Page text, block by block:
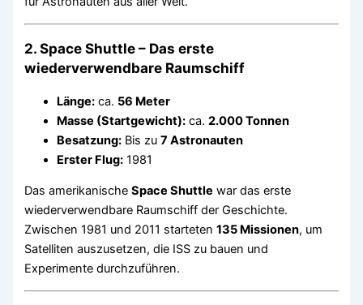
2. Space Shuttle – Das erste
wiederverwendbare Raumschiff
Länge: ca. 56 Meter
Masse (Startgewicht): ca.2.000 Tonnen
Besatzung: Bis zu7 Astronauten
Erster Flug: 1981
Das amerikanischeSpace Shuttle war das erste
wiederverwendbare Raumschiff der Geschichte.
Zwischen 1981 und 2011 starteten135 Missionen, um
Satelliten auszusetzen, die ISS zu bauen und
Experimente durchzuführen.